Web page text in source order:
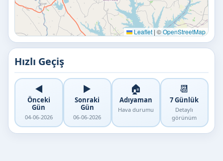
Leaflet | ©OpenStreetMap
Hızlı Geçiş
◀️
Önceki
Gün
04-06-2026
▶️
Sonraki
Gün
06-06-2026
🏠
Adıyaman
Hava durumu
📆
7 Günlük
Detaylı
görünüm